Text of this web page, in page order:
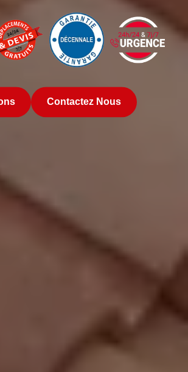
Contactez Nous